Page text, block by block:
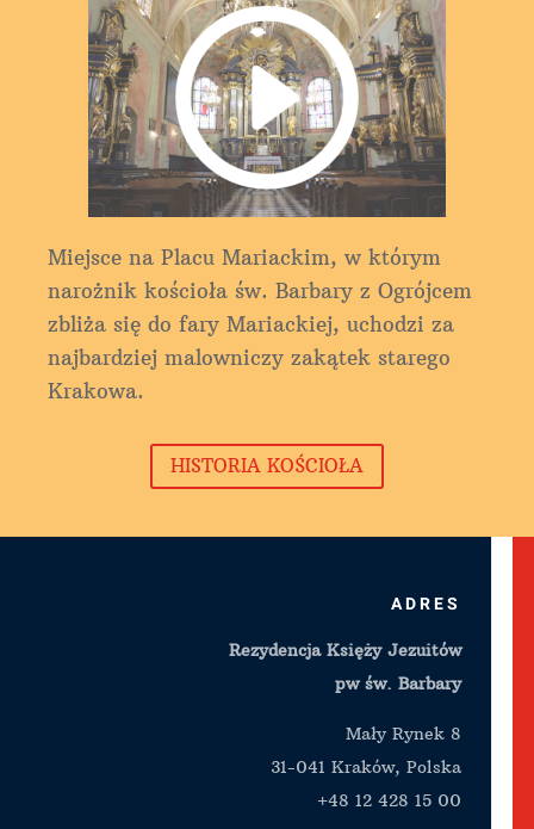
Miejsce na Placu Mariackim, w którym
narożnik kościoła św. Barbary z Ogrójcem
zbliża się do fary Mariackiej, uchodzi za
najbardziej malowniczy zakątek starego
Krakowa.
HISTORIA KOŚCIOŁA
ADRES
Rezydencja Księży Jezuitów
pw św. Barbary
Mały Rynek 8
31-041 Kraków, Polska
+48 12 428 15 00